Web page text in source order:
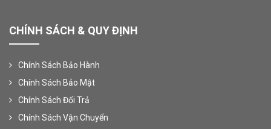
CHÍNH SÁCH & QUY ĐỊNH
Chính Sách Bảo Hành
Chính Sách Bảo Mật
Chính Sách Đổi Trả
Chính Sách Vận Chuyển